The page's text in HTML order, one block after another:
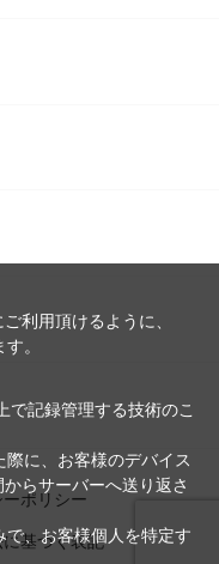
ポリシー
基づく表記
利用頂けるように、
。
で記録管理する技術のこ
に、お客様のデバイス
らサーバーへ送り返さ
、お客様個人を特定す